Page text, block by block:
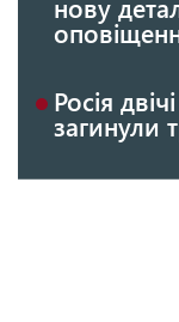
нову
Росія
загинули